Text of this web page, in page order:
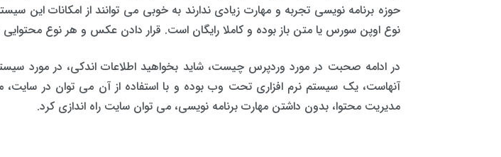
حوزه برنامه نویسی تجربه و مهارت زیادی ندارند به خوبی می توانند از امکانات این
نوع اوپن سورس یا متن باز بوده و کاملا رایگان است. قرار دادن عکس و هر نوع
در ادامه صحبت در مورد وردپرس چیست، شاید بخواهید اطلاعات اندکی، در مورد
آنهاست، یک سیستم نرم افزاری تحت وب بوده و با استفاده از آن می توان در سایت،
مدیریت محتوا، بدون داشتن مهارت برنامه نویسی، می توان سایت راه اندازی کرد.